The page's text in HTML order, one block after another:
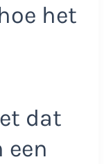
het
dat
een